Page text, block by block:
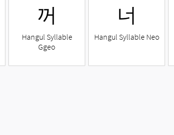
꺼
Hangul Syllable
Ggeo
너
Hangul Syllable Neo